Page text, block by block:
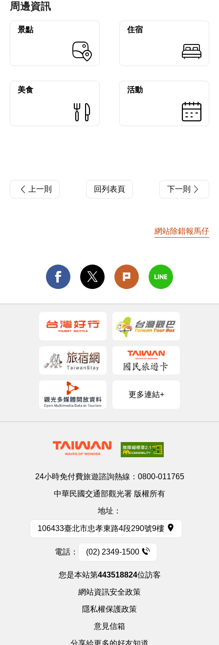
周邊資訊
景點 住宿
美食 活動
上一則 回列表頁 下一則
網站除錯報馬仔
更多連結+
24小時免付費旅遊諮詢熱線： 0800-011765
中華民國交通部觀光署 版權所有
地址：
106433臺北市忠孝東路4段290號9樓
電話： (02) 2349-1500
您是本站第443518824位訪客
網站資訊安全政策
隱私權保護政策
意見信箱
分享給更多的好友知道